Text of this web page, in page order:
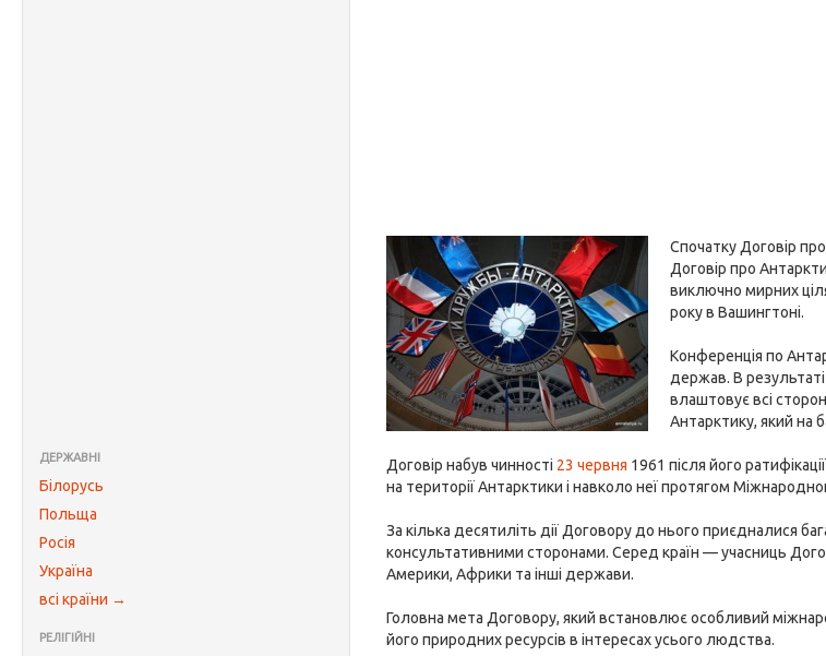
ДЕРЖАВНІ
Білорусь
Польща
Росія
Україна
всі країни →
РЕЛІГІЙНІ
Спочатку Договір
Договір про
виключно мирних
року в Вашингтоні.
Конференція по
держав. В
влаштовує всі
Антарктику, який на
Договір набув чинності 23 червня 1961 після його
на території Антарктики і навколо неї протягом
За кілька десятиліть дії Договору до нього приєдналися
консультативними сторонами. Серед країн — учасниць
Америки, Африки та інші держави.
Головна мета Договору, який встановлює особливий
його природних ресурсів в інтересах усього людства.